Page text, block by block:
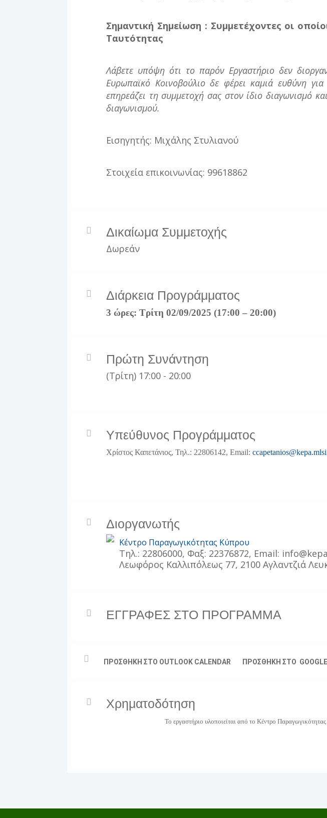
Σημαντική Σημείωση : Συμμετέχοντες οι
Ταυτότητας
Λάβετε υπόψη ότι το παρόν Εργαστήριο δεν
Ευρωπαϊκό Κοινοβούλιο δε φέρει καμιά ευθύνη
επηρεάζει τη συμμετοχή σας στον ίδιο διαγωνισμό
διαγωνισμού.
Εισηγητής: Μιχάλης Στυλιανού
Στοιχεία επικοινωνίας: 99618862
Δικαίωμα Συμμετοχής
Δωρεάν
Διάρκεια Προγράμματος
3 ώρες: Τρίτη 02/09/2025 (17:00 – 20:00)
Πρώτη Συνάντηση
(Τρίτη) 17:00 - 20:00
Υπεύθυνος Προγράμματος
Χρίστος Καπετάνιος, Τηλ.: 22806142, Email:
Διοργανωτής
Κέντρο Παραγωγικότητας Κύπρου
Τηλ.: 22806000, Φαξ: 22376872, Εmail:
Λεωφόρος Καλλιπόλεως 77, 2100 Αγλαντζιά
ΕΓΓΡΑΦΕΣ ΣΤΟ ΠΡΟΓΡΑΜΜΑ
ΠΡΟΣΘΗΚΗ ΣΤΟ OUTLOOK CALENDAR ΠΡΟΣΘΗΚΗ ΣΤΟ GOOGLE
Χρηματοδότηση
Το εργαστήριο υλοποιείται από το Κέντρο